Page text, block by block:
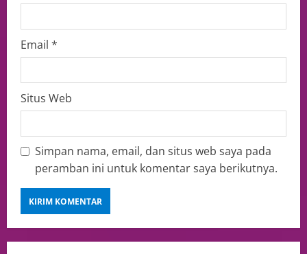
Email *
Situs Web
Simpan nama, email, dan situs web saya pada
peramban ini untuk komentar saya berikutnya.